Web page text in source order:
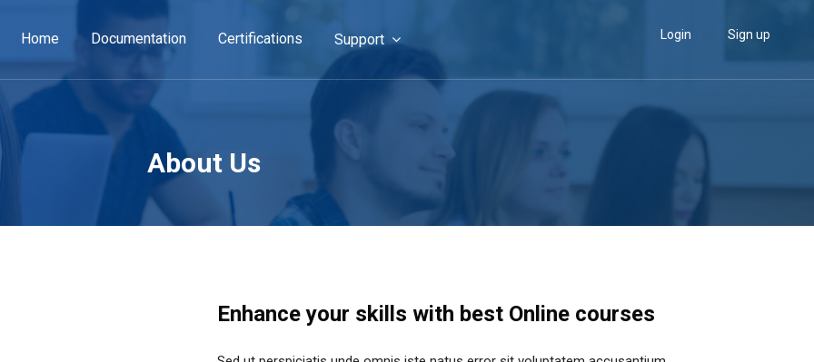
Home Documentation Certifications Support Login Sign up
About Us
Enhance your skills with best Online courses